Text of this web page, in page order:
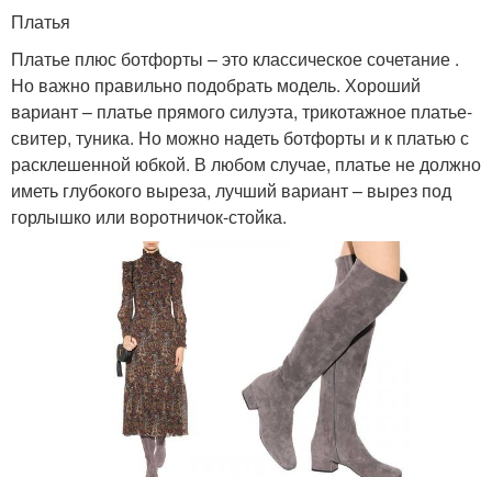
Платья
Платье плюс ботфорты – это классическое сочетание .
Но важно правильно подобрать модель. Хороший
вариант – платье прямого силуэта, трикотажное платье-
свитер, туника. Но можно надеть ботфорты и к платью с
расклешенной юбкой. В любом случае, платье не должно
иметь глубокого выреза, лучший вариант – вырез под
горлышко или воротничок-стойка.